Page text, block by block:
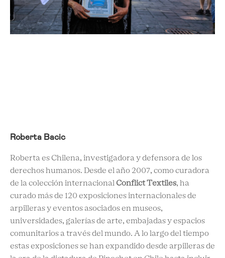
Roberta Bacic
Roberta es Chilena, investigadora y defensora de los
derechos humanos. Desde el año 2007, como curadora
de la colección internacional Conflict Textiles, ha
curado más de 120 exposiciones internacionales de
arpilleras y eventos asociados en museos,
universidades, galerías de arte, embajadas y espacios
comunitarios a través del mundo. A lo largo del tiempo
estas exposiciones se han expandido desde arpilleras de